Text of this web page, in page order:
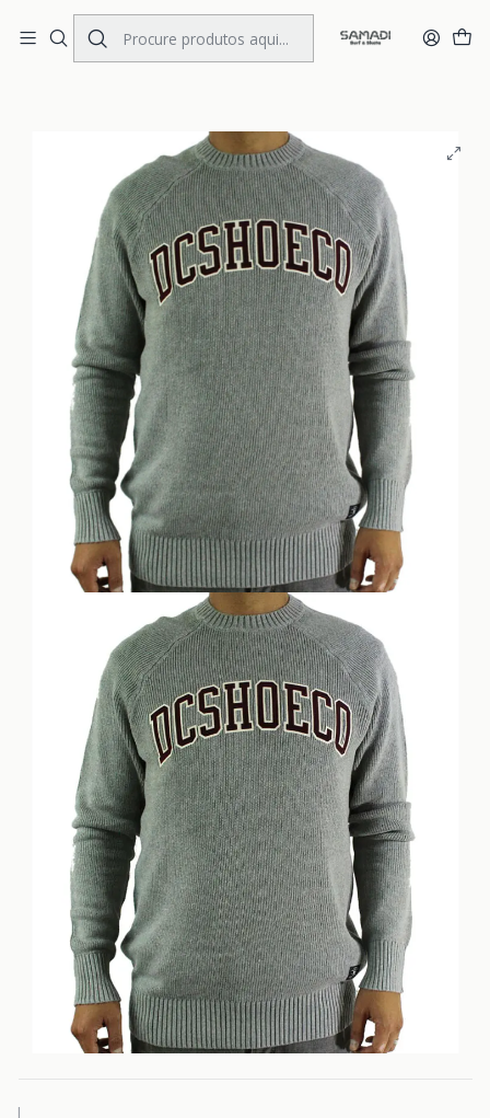
Portes Gratis Portugal e Espanha
Início MENS CLOTHING Pullover Pullover DC Lenox
|